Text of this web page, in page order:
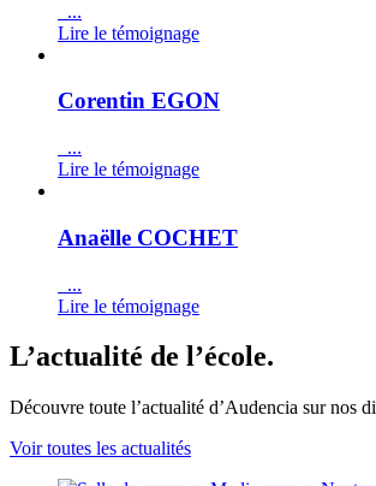
...
Lire le témoignage
Corentin EGON
...
Lire le témoignage
Anaëlle COCHET
...
Lire le témoignage
L’actualité de l’école.
Découvre toute l’actualité d’Audencia sur nos
Voir toutes les actualités